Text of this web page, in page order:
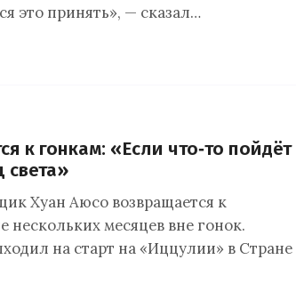
это принять», — сказал…
к гонкам: «Если что‑то пойдёт
света»
Хуан Аюсо возвращается к
нескольких месяцев вне гонок.
на старт на «Иццулии» в Стране